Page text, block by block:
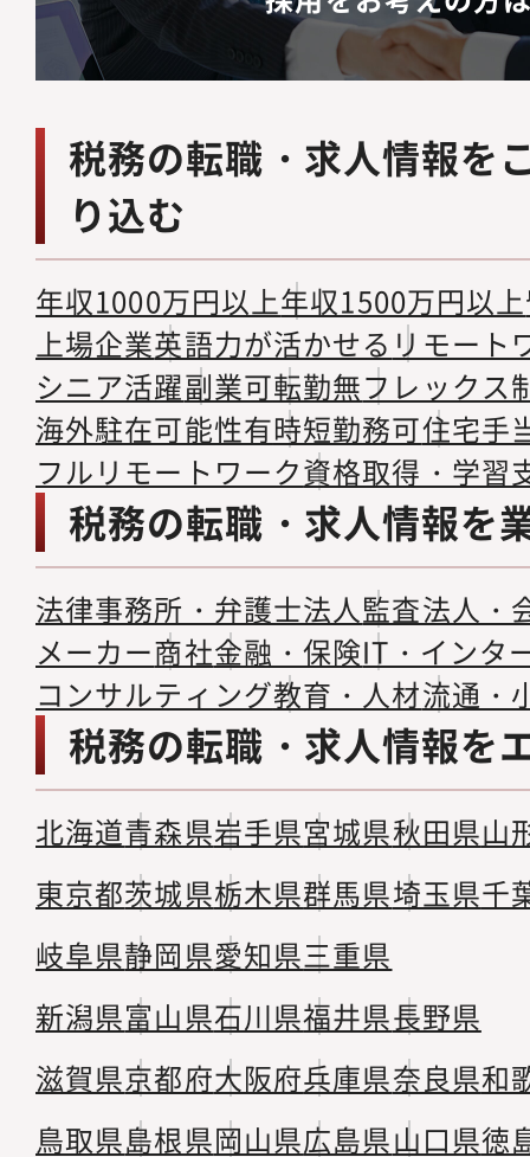
税務の転職・求人情報を
り込む
年収1000万円以上年収1500万円以上
上場企業英語力が活かせる リモート
シニア活躍副業可転勤無フレックス
海外駐在可能性有時短勤務可住宅手
フルリモートワーク資格取得・学習
税務の転職・求人情報を
法律事務所・弁護士法人監査法人・
メーカー商社金融・保険IT・インタ
コンサルティング教育・人材流通・
税務の転職・求人情報を
北海道青森県岩手県宮城県秋田県山
東京都茨城県栃木県群馬県埼玉県千
岐阜県静岡県愛知県三重県
新潟県富山県石川県福井県長野県
滋賀県京都府大阪府兵庫県奈良県和
鳥取県島根県岡山県広島県山口県徳